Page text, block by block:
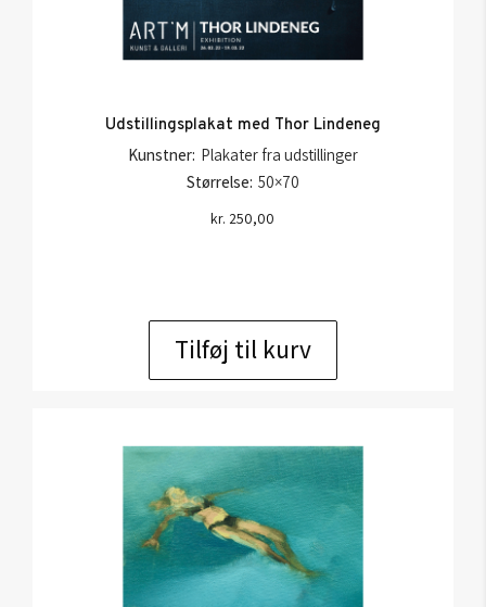
Udstillingsplakat med Thor Lindeneg
Kunstner: Plakater fra udstillinger
Størrelse: 50×70
kr. 250,00
Tilføj til kurv